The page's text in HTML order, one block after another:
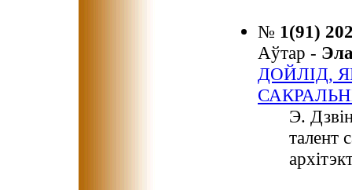
№ 1(91)
Аўтар -
ДОЙЛІД,
Э.
талент